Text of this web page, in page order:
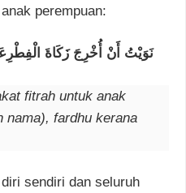
perempuan:
ﻧَﻮَﻳْﺖُ ﺃَﻥْ ﺃُﺧْﺮِﺝَ ﺯَﻛَﺎﺓَ
fitrah untuk anak
fardhu kerana
sendiri dan seluruh